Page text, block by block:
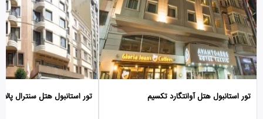
تور استانبول هتل آوانتگارد تکسیم تور استانبول هتل سنترال